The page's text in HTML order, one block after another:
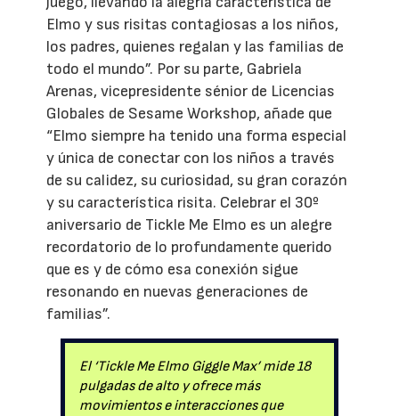
Elmo y sus risitas contagiosas a los niños,
los padres, quienes regalan y las familias de
todo el mundo”. Por su parte, Gabriela
Arenas, vicepresidente sénior de Licencias
Globales de Sesame Workshop, añade que
“Elmo siempre ha tenido una forma especial
y única de conectar con los niños a través
de su calidez, su curiosidad, su gran corazón
y su característica risita. Celebrar el 30º
aniversario de Tickle Me Elmo es un alegre
recordatorio de lo profundamente querido
que es y de cómo esa conexión sigue
resonando en nuevas generaciones de
familias”.
El ‘Tickle Me Elmo Giggle Max’ mide 18
pulgadas de alto y ofrece más
movimientos e interacciones que